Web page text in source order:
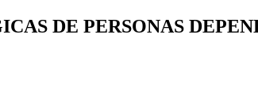
DE PERSONAS